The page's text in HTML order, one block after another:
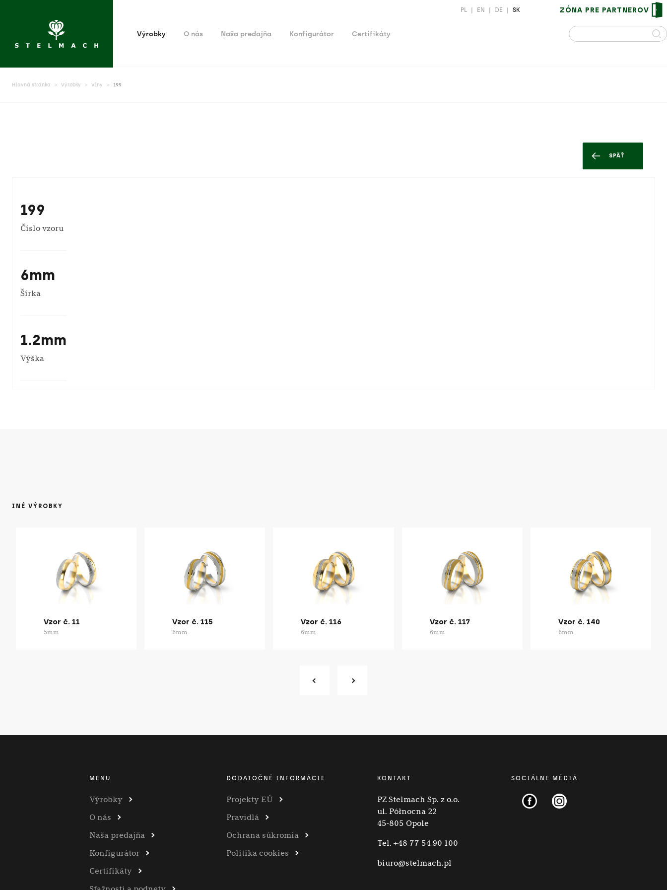
Výrobky O nás Naša predajňa Konfigurátor Certifikáty
PL EN DE SK ZÓNA PRE PARTNEROV
Hlavná stránka Výrobky Vlny 199
SPÄŤ
199
Číslo vzoru
6mm
Šírka
1.2mm
Výška
INÉ VÝROBKY
Vzor č. 11
5mm
Vzor č. 115
6mm
Vzor č. 116
6mm
Vzor č. 117
6mm
Vzor č. 140
6mm
MENU
Výrobky
O nás
Naša predajňa
Konfigurátor
Certifikáty
DODATOČNÉ INFORMÁCIE
Projekty EÚ
Pravidlá
Ochrana súkromia
Politika cookies
KONTAKT
PZ Stelmach Sp. z o.o.
ul. Północna 22
45-805 Opole
Tel. +48 77 54 90 100
biuro@stelmach.pl
SOCIÁLNE MÉDIÁ